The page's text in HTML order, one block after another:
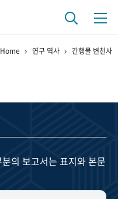
사
연구자들
Home 연구 역사 간행물 변천사
분의 보고서는 표지와 본문